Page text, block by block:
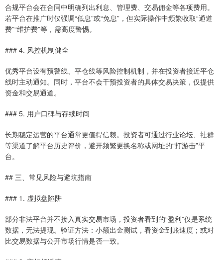
合规平台会在合同中明确列出利息、管理费、交易佣金等各项费用。
若平台在推广时仅强调“低息”或“免息”，但实际操作中频繁收取“通道
费”“维护费”等，需高度警惕。
### 4. 风控机制健全
优秀平台设有预警线、平仓线等风险控制机制，并在投资者接近平仓
线时主动通知。同时，平台不会干预投资者的具体交易决策，仅提供
资金和交易通道。
### 5. 用户口碑与存续时间
长期稳定运营的平台通常更值得信赖。投资者可通过行业论坛、社群
等渠道了解平台历史评价，避开频繁更换名称或网址的“打游击”平
台。
## 三、常见风险与避坑指南
### 1. 虚拟盘陷阱
部分非法平台并不接入真实交易市场，投资者看到的“盈利”仅是系统
数据，无法提现。验证方法：小额出金测试，看资金到账速度；或对
比交易数据与公开市场行情是否一致。